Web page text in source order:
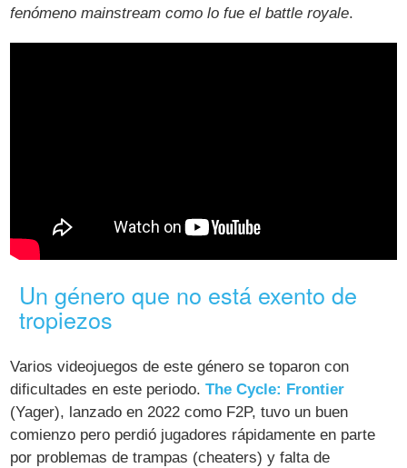
fenómeno mainstream como lo fue el battle royale.
Un género que no está exento de
tropiezos
Varios videojuegos de este género se toparon con
dificultades en este periodo.The Cycle: Frontier
(Yager), lanzado en 2022 como F2P, tuvo un buen
comienzo pero perdió jugadores rápidamente en parte
por problemas de trampas (cheaters) y falta de